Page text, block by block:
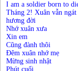
I am a soldier born to
Tháng 2! Xuân vẫn ngát
hương đời
Nhớ xuân xưa
Xin em
Cũng đành thôi
Đêm xuân nhớ mẹ
Mừng sinh nhật
Phút cuối